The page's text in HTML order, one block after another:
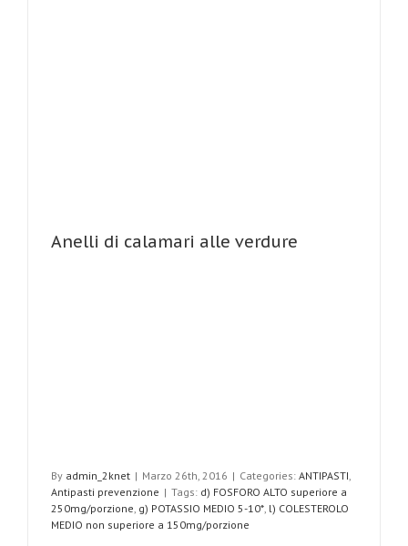
Anelli di calamari alle verdure
By admin_2knet | Marzo 26th, 2016 | Categories: ANTIPASTI
Antipasti prevenzione | Tags: d) FOSFORO ALTO superiore a
250mg/porzione g) POTASSIO MEDIO 5-10* l) COLESTEROLO
MEDIO non superiore a 150mg/porzione